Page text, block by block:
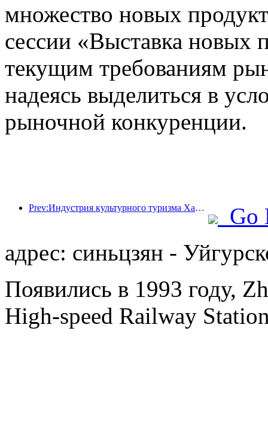
множество новых
сессии «Выставка новых
текущим требованиям
надеясь выделиться в
рыночной конкуренции.
Prev:Индустрия культурного туризма Ханчжоу будет процветать в 2024 году: добавленная культурная стоимость превысит 340 миллиардов, а число въездных туристов удвоится
Go
адрес: синьцзян -
Появились в 1993 году,
High-speed Railway